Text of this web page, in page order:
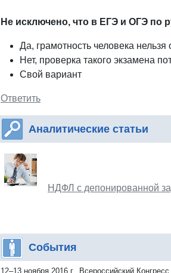
Не исключено, что в ЕГЭ и ОГЭ по
Да, грамотность человека
Нет, проверка такого экзамена
Свой вариант
Ответить
Аналитические статьи
НДФЛ с депонированной
События
12–13 ноября 2016 г., Всероссийский